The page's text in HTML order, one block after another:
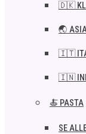
🇩🇰
🌏
🇮🇹
🇮🇳
🍝 PASTA
SE